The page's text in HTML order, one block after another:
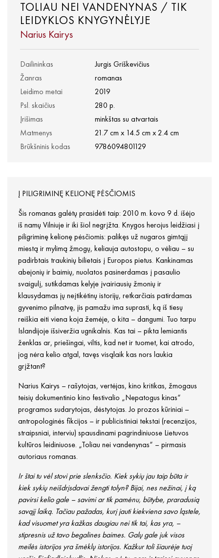
TOLIAU NEI VANDENYNAS / TIK
LEIDYKLOS KNYGYNĖLYJE
Narius Kairys
Dailininkas
Jurgis Griškevičius
Žanras
romanas
Leidimo metai
2019
Psl. skaičius
280 p.
Įrišimas
minkštas su atvartais
Matmenys
21.7 cm x 14.5 cm x 2.4 cm
Brūkšninis kodas
9786094801129
Į PILIGRIMINĘ KELIONĘ PĖSČIOMIS
Šis romanas galėtų prasidėti taip: 2010 m. kovo 9 d. išėjo
iš namų Vilniuje ir iki šiol negrįžta. Knygos herojus leidžiasi į
piligriminę kelionę pėsčiomis: palikęs už nugaros gimtąjį
miestą ir mylimą žmogų, keliauja autostopu, o vėliau – su
padirbtais traukinių bilietais į Europos pietus. Kankinamas
abejonių ir baimių, nuolatos pasinerdamas į pasaulio
svaigulį, sutikdamas kelyje įvairiausių žmonių ir
klausydamas jų neįtikėtinų istorijų, retkarčiais patirdamas
gyvenimo pilnatvę, jis pamažu ima suprasti, ką iš tiesų
reiškia eiti viena koja žemėje, o kita – dangumi. Tuo tarpu
Islandijoje išsiveržia ugnikalnis. Kas tai – pikta lemiantis
ženklas ar, priešingai, viltis, kad net ir tuomet, kai atrodo,
jog nėra kelio atgal, tavęs visąlaik kas nors laukia
grįžtant?
Narius Kairys – rašytojas, vertėjas, kino kritikas, žmogaus
teisių dokumentinio kino festivalio „Nepatogus kinas“
programos sudarytojas, dėstytojas. Jo prozos kūriniai –
antropologinės fikcijos – ir publicistiniai tekstai (recenzijos,
straipsniai, interviu) spausdinami pagrindiniuose Lietuvos
kultūros leidiniuose. „Toliau nei vandenynas“ – pirmasis
autoriaus romanas.
Ir štai tu vėl stovi prie slenksčio. Kiek sykių jau taip būta ir
kiek sykių neišdrįsdavai žengti tolyn? Bijai, nes nežinai, į ką
pavirsi kelio gale – savimi ar tik pamėnu, būtybe, praradusią
savąjį laiką. Tačiau pažadas, kurį jauti kiekviena savo ląstele,
kad visuomet yra kažkas daugiau nei tik tai, kas yra, –
stipresnis už tavo begalines baimes. Galų gale juk visos
meilės istorijos yra šmėklų istorijos. Kažkur toli šiaurėje tuoj